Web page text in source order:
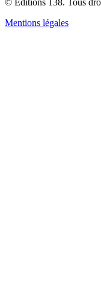
Mentions légales